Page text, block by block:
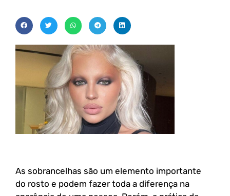
As sobrancelhas são um elemento importante
do rosto e podem fazer toda a diferença na